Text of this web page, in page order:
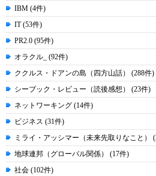
IBM (4件)
IT (53件)
PR2.0 (95件)
オラクル_ (92件)
ククルス・ドアンの島（四方山話） (288件)
シーブック・レビュー（読後感想） (23件)
ネットワーキング (14件)
ビジネス (31件)
ミライ・アッシマー（未来先取りなこと）
地球連邦（グローバル関係） (17件)
社会 (102件)